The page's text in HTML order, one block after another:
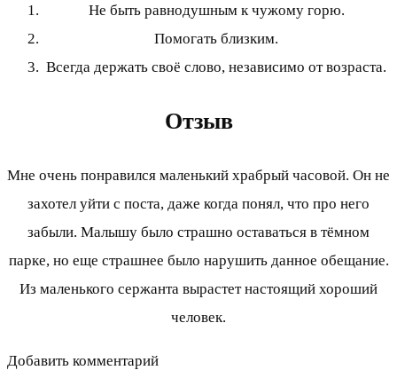
Не быть равнодушным к чужому горю.
Помогать близким.
Всегда держать своё слово, независимо от возраста.
Отзыв
Мне очень понравился маленький храбрый часовой. Он не
захотел уйти с поста, даже когда понял, что про него
забыли. Малышу было страшно оставаться в тёмном
парке, но еще страшнее было нарушить данное обещание.
Из маленького сержанта вырастет настоящий хороший
человек.
Добавить комментарий